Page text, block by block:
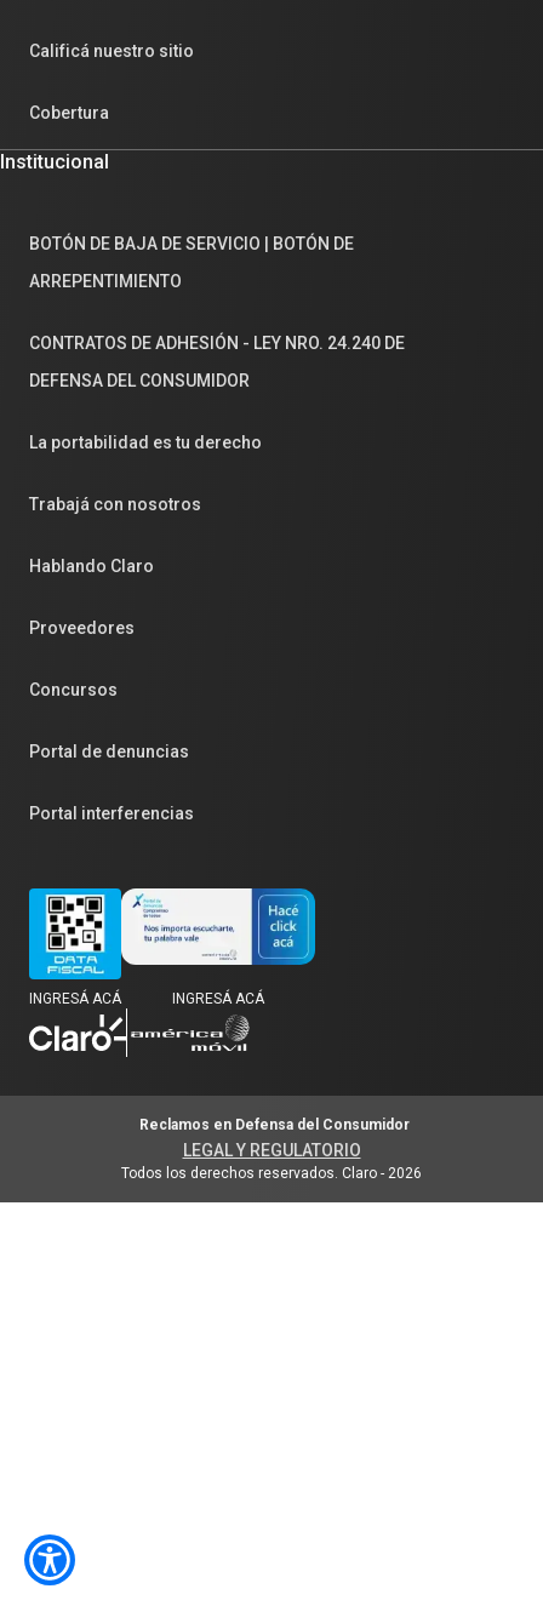
Calificá nuestro sitio
Cobertura
Institucional
BOTÓN DE BAJA DE SERVICIO | BOTÓN DE
ARREPENTIMIENTO
CONTRATOS DE ADHESIÓN - LEY NRO. 24.240 DE
DEFENSA DEL CONSUMIDOR
La portabilidad es tu derecho
Trabajá con nosotros
Hablando Claro
Proveedores
Concursos
Portal de denuncias
Portal interferencias
INGRESÁ ACÁ INGRESÁ ACÁ
Todos los derechos reservados. Claro - 2026
LEGAL Y REGULATORIO
Reclamos en Defensa del Consumidor